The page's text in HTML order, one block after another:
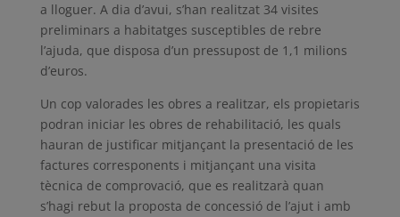
a lloguer. A dia d’avui, s’han realitzat 34 visites
preliminars a habitatges susceptibles de rebre
l’ajuda, que disposa d’un pressupost de 1,1 milions
d’euros.
Un cop valorades les obres a realitzar, els propietaris
podran iniciar les obres de rehabilitació, les quals
hauran de justificar mitjançant la presentació de les
factures corresponents i mitjançant una visita
tècnica de comprovació, que es realitzarà quan
s’hagi rebut la proposta de concessió de l’ajut i amb